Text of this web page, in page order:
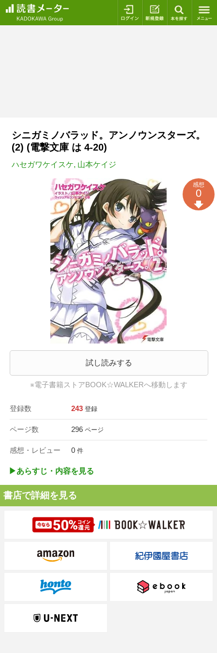
ログイン 新規登録
シニガミノバラッド。アンノウンスターズ。
(2) (電撃文庫 は 4-20)
ハセガワケイスケ, 山本ケイジ
試し読みする
※電子書籍ストアBOOK☆WALKERへ移動します
登録数 243 登録
ページ数 296 ページ
感想・レビュー 0 件
感想
0
▶︎あらすじ・内容を見る
書店で詳細を見る